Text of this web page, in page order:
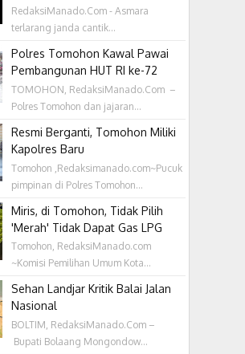
RedaksiManado.Com - Asmara
terlarang janda cantik...
Polres Tomohon Kawal Pawai
Pembangunan HUT RI ke-72
TOMOHON, RedaksiManado.Com –
Polres Tomohon dan jajaran...
Resmi Berganti, Tomohon Miliki
Kapolres Baru
Tomohon ,Redaksimanado.com~Pucuk
pimpinan di Polres Tomohon...
Miris, di Tomohon, Tidak Pilih
'Merah' Tidak Dapat Gas LPG
Tomohon, RedaksiManado.com
~Komisi Pemilihan Umum Kota...
Sehan Landjar Kritik Balai Jalan
Nasional
BOLTIM, RedaksiManado.Com –
Bupati Bolaang Mongondow...